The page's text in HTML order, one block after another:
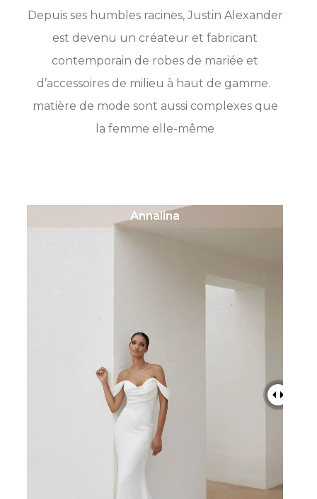
Depuis ses humbles racines, Justin Alexander
est devenu un créateur et fabricant
contemporain de robes de mariée et
d’accessoires de milieu à haut de gamme.
matière de mode sont aussi complexes que
la femme elle-même
Annalina